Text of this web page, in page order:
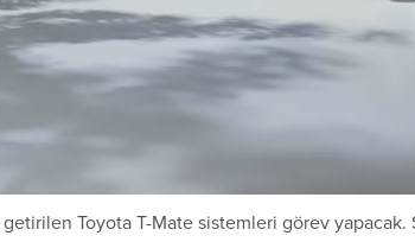
Toyota T-Mate sistemleri görev